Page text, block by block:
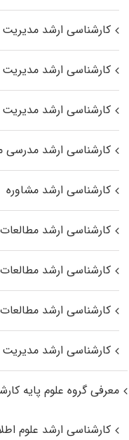
کارشناسی ارشد
کارشناسی ارشد
کارشناسی ارشد مدیریت
کارشناسی ارشد مدرسی
کارشناسی ارشد مشاوره
کارشناسی ارشد
کارشناسی ارشد
کارشناسی ارشد
کارشناسی ارشد
معرفی گروه علوم پایه
کارشناسی ارشد علوم